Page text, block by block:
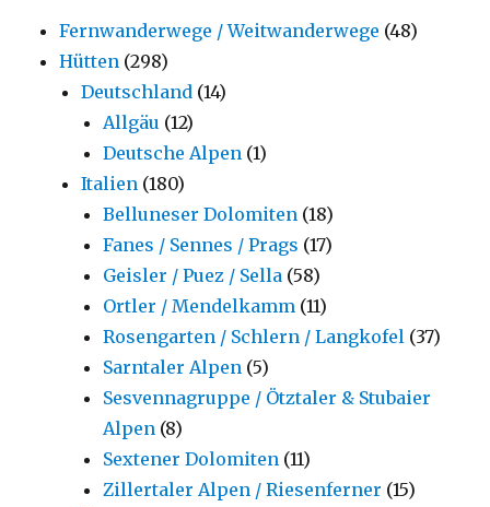
Fernwanderwege / Weitwanderwege (48)
Hütten (298)
Deutschland (14)
Allgäu (12)
Deutsche Alpen (1)
Italien (180)
Belluneser Dolomiten (18)
Fanes / Sennes / Prags (17)
Geisler / Puez / Sella (58)
Ortler / Mendelkamm (11)
Rosengarten / Schlern / Langkofel (37)
Sarntaler Alpen (5)
Sesvennagruppe / Ötztaler & Stubaier
Alpen (8)
Sextener Dolomiten (11)
Zillertaler Alpen / Riesenferner (15)